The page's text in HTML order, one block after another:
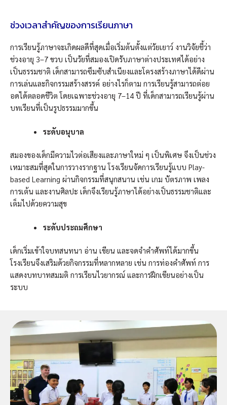
ช่วงเวลาสำคัญของการเรียนภาษา
การเรียนรู้ภาษาจะเกิดผลดีที่สุดเมื่อเริ่มต้นตั้งแต่วัยเยาว์ งานวิจัยชี้ว่า
ช่วงอายุ 3–7 ขวบ เป็นวัยที่สมองเปิดรับภาษาต่างประเทศได้อย่าง
เป็นธรรมชาติ เด็กสามารถซึมซับสำเนียงและโครงสร้างภาษาได้ดีผ่าน
การเล่นและกิจกรรมสร้างสรรค์ อย่างไรก็ตาม การเรียนรู้สามารถต่อย
อดได้ตลอดชีวิต โดยเฉพาะช่วงอายุ 7–14 ปี ที่เด็กสามารถเรียนรู้ผ่าน
บทเรียนที่เป็นรูปธรรมมากขึ้น
ระดับอนุบาล
สมองของเด็กมีความไวต่อเสียงและภาษาใหม่ ๆ เป็นพิเศษ จึงเป็นช่วง
เหมาะสมที่สุดในการวางรากฐาน โรงเรียนจัดการเรียนรู้แบบ Play-
based Learning ผ่านกิจกรรมที่สนุกสนาน เช่น เกม บัตรภาพ เพลง
การเต้น และงานศิลปะ เด็กจึงเรียนรู้ภาษาได้อย่างเป็นธรรมชาติและ
เต็มไปด้วยความสุข
ระดับประถมศึกษา
เด็กเริ่มเข้าใจบทสนทนา อ่าน เขียน และจดจำคำศัพท์ได้มากขึ้น
โรงเรียนจึงเสริมด้วยกิจกรรมที่หลากหลาย เช่น การท่องคำศัพท์ การ
แสดงบทบาทสมมติ การเรียนไวยากรณ์ และการฝึกเขียนอย่างเป็น
ระบบ